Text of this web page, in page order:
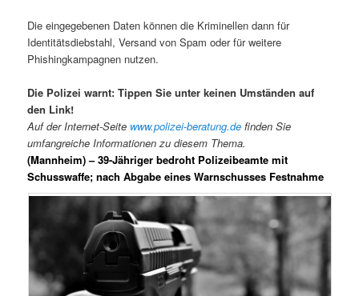
Die eingegebenen Daten können die Kriminellen dann für
Identitätsdiebstahl, Versand von Spam oder für weitere
Phishingkampagnen nutzen.
Die Polizei warnt: Tippen Sie unter keinen Umständen auf
den Link!
Auf der Internet-Seite www.polizei-beratung.de finden Sie
umfangreiche Informationen zu diesem Thema.
(Mannheim) – 39-Jähriger bedroht Polizeibeamte mit
Schusswaffe; nach Abgabe eines Warnschusses Festnahme